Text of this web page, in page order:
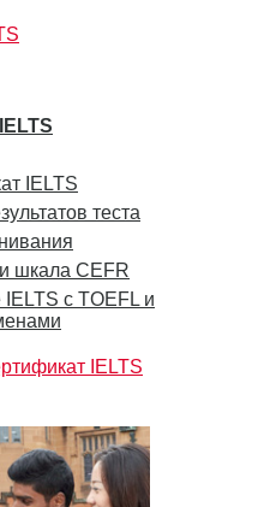
IELTS
теста
шкала CEFR
с TOEFL и
IELTS